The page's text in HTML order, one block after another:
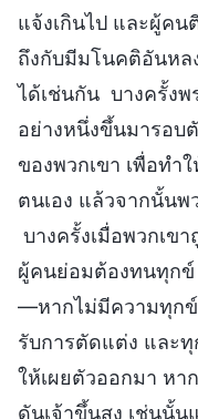
แจ้งเกินไป และผู้ค
ถึงกับมีมโนคติอันหล
ได้เช่นกัน บางครั้งพ
อย่างหนึ่งขึ้นมารอบ
ของพวกเขา เพื่อทำ
ตนเอง แล้วจากนั้นพ
บางครั้งเมื่อพวกเข
ผู้คนย่อมต้องทนทุกข์
—หากไม่มีความทุกข์
รับการตัดแต่ง และ
ให้เผยตัวออกมา หา
ดันเจ้าขึ้นสูง เช่นนั้น